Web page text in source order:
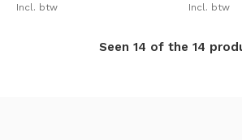
Incl. btw Incl. btw
Seen 14 of the 14